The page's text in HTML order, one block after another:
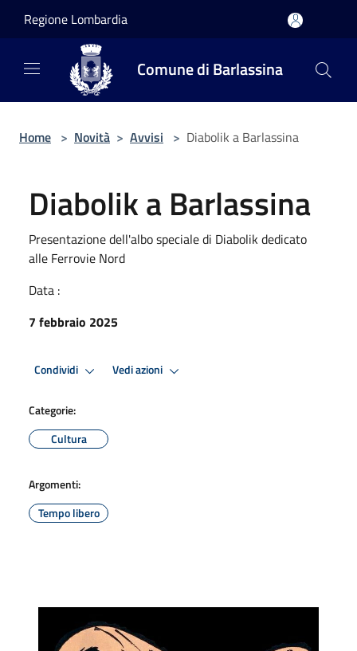
Regione Lombardia
Comune di Barlassina
Home > Novità > Avvisi > Diabolik a Barlassina
Diabolik a Barlassina
Presentazione dell'albo speciale di Diabolik dedicato
alle Ferrovie Nord
Data :
7 febbraio 2025
Condividi Vedi azioni
Categorie:
Cultura
Argomenti:
Tempo libero